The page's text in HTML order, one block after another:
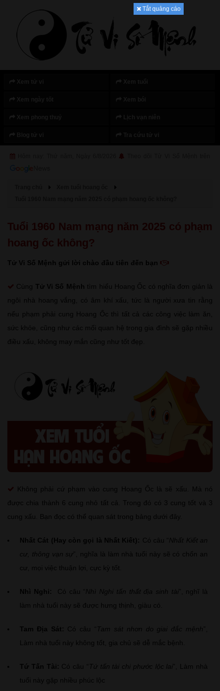
Tắt quảng cáo
Tuổi 1960 Nam mạng năm 2025 có phạm
hoang ốc không?
Tử Vi Số Mệnh gửi lời chào đầu tiên đến bạn
Cùng Tử Vi Số Mệnh tìm hiểu Hoang Ốc có nghĩa đơn giản là
ngôi nhà hoang vắng, có âm khí xấu, tức là người xưa tin rằng
nếu phạm phải cung Hoang Ốc thì tất cả các công việc làm ăn,
sức khỏe, cũng như các mối quan hệ trong gia đình sẽ gặp nhiều
điều xấu, không may mắn cũng như tốt đẹp.
Không phải cứ phạm vào cung Hoang Ốc là sẽ xấu. Mà nó
được chia thành 6 cung nhỏ tất cả. Trong đó có 3 cung tốt và 3
cung xấu. Bạn đọc có thể quan sát trong bảng dưới đây.
Nhất Cát (Hay còn gọi là Nhất Kiết): Có câu “Nhất Kiết an
cư, thông vạn sự ”, nghĩa là làm nhà tuổi này sẽ có chốn an
cư, mọi việc thuận lợi, cực kỳ tốt.
Nhì Nghi: Có câu “Nhì Nghi tấn thất địa sinh tài ”, nghĩ là
làm nhà tuổi này sẽ được hưng thịnh, giàu có.
Tam Địa Sát: Có câu “Tam sát nhơn do giai đắc mệnh ”,
Làm nhà tuổi này không tốt, gia chủ sẽ dễ mắc bệnh.
Tứ Tấn Tài: Có câu “Tứ tấn tài chi phước lộc lai ”, Làm nhà
tuổi này gặp nhiều phúc lộc